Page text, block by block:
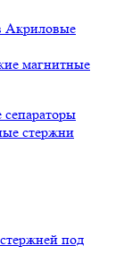
Акриловые
магнитные
стержни
под